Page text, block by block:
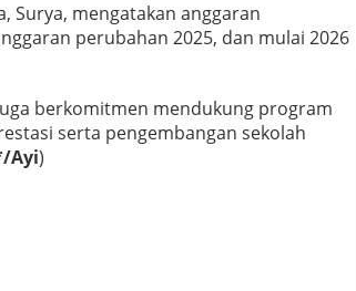
Surya, mengatakan anggaran
perubahan 2025, dan mulai 2026
berkomitmen mendukung program
serta pengembangan sekolah
Ayi)